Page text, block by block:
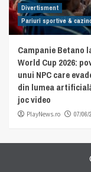
Divertisment
Pariuri sportive &
Campanie Betano
World Cup 2026:
unui NPC care
din lumea
joc video
PlayNews.ro 07/06/